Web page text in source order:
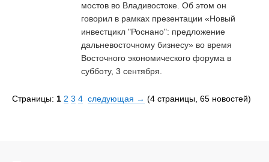
мостов во Владивостоке. Об этом он
говорил в рамках презентации «Новый
инвестцикл "Роснано": предложение
дальневосточному бизнесу» во время
Восточного экономического форума в
субботу, 3 сентября.
Страницы: 1 2 3 4 cледующая → (4 страницы, 65 новостей)